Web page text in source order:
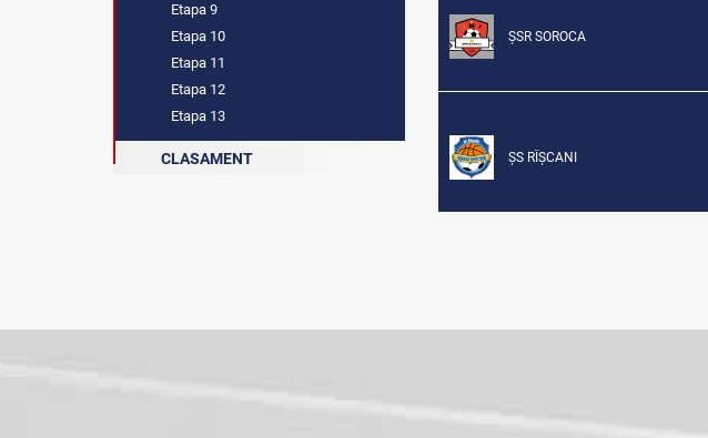
Etapa 9
Etapa 10
Etapa 11
Etapa 12
Etapa 13
CLASAMENT
ȘSR SOROCA
ȘS RÎȘCANI